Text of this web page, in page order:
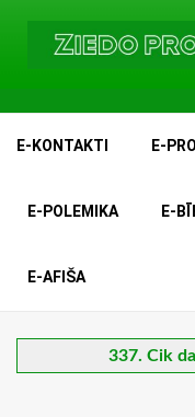
E-KONTAKTI E-
E-POLEMIKA E-
E-AFIŠA
337. Cik